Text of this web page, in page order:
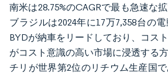
南米は28.75%のCAGRで最も急速な
ブラジルは2024年に17万7,358台の
BYDが納車をリードしており、コス
がコスト意識の高い市場に浸透する
チリが世界第2位のリチウム生産国